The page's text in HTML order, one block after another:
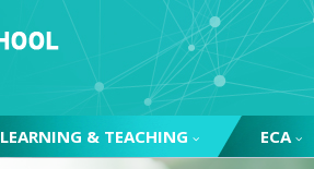
LEARNING & TEACHING ECA